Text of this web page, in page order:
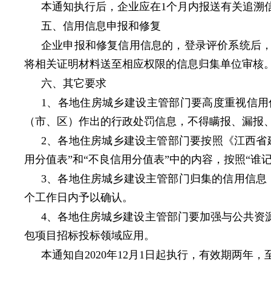
本通知执行后，企业应在1个月内报送有关追溯
五、信用信息申报和修复
企业申报和修复信用信息的，登录评价系统后
将相关证明材料送至相应权限的信息归集单位审核
六、其它要求
1、各地住房城乡建设主管部门要高度重视信
（市、区）作出的行政处罚信息，不得瞒报、漏报
2、各地住房城乡建设主管部门要按照《江西
用分值表”和“不良信用分值表”中的内容，按照“
3、各地住房城乡建设主管部门归集的信用信
个工作日内予以确认。
4、各地住房城乡建设主管部门要加强与公共
包项目招标投标领域应用。
本通知自2020年12月1日起执行，有效期两年，